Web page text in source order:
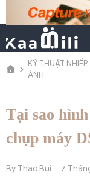
Chuyển
dung
KỸ THUẬT NHIẾP
ẢNH
Tại sao
chụp máy
By Thao Bui 7